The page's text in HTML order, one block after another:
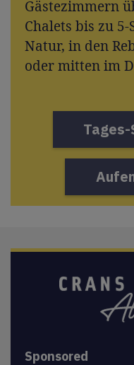
Gästezimmern
Chalets bis zu
Natur, in den
oder mitten im
Sponsored